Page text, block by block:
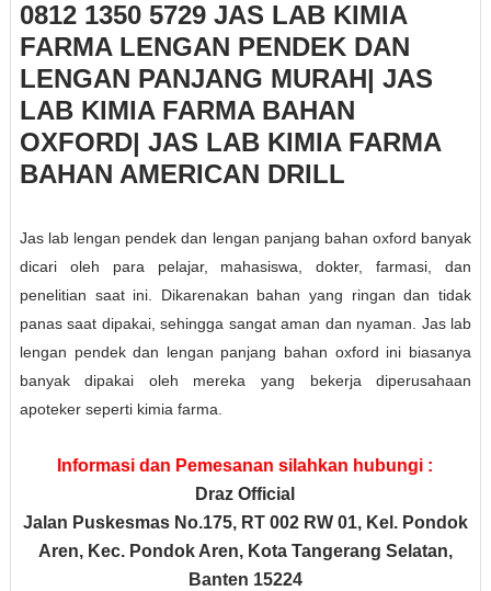
0812 1350 5729 JAS LAB KIMIA
FARMA LENGAN PENDEK DAN
LENGAN PANJANG MURAH| JAS
LAB KIMIA FARMA BAHAN
OXFORD| JAS LAB KIMIA FARMA
BAHAN AMERICAN DRILL
Jas lab lengan pendek dan lengan panjang bahan oxford banyak
dicari oleh para pelajar, mahasiswa, dokter, farmasi, dan
penelitian saat ini. Dikarenakan bahan yang ringan dan tidak
panas saat dipakai, sehingga sangat aman dan nyaman. Jas lab
lengan pendek dan lengan panjang bahan oxford ini biasanya
banyak dipakai oleh mereka yang bekerja diperusahaan
apoteker seperti kimia farma.
Informasi dan Pemesanan silahkan hubungi :
Draz Official
Jalan Puskesmas No.175, RT 002 RW 01, Kel. Pondok
Aren, Kec. Pondok Aren, Kota Tangerang Selatan,
Banten 15224